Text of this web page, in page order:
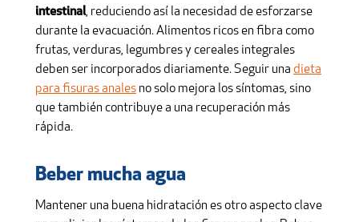
intestinal, reduciendo así la necesidad de esforzarse
durante la evacuación. Alimentos ricos en fibra como
frutas, verduras, legumbres y cereales integrales
deben ser incorporados diariamente. Seguir una dieta
para fisuras anales no solo mejora los síntomas, sino
que también contribuye a una recuperación más
rápida.
Beber mucha agua
Mantener una buena hidratación es otro aspecto clave